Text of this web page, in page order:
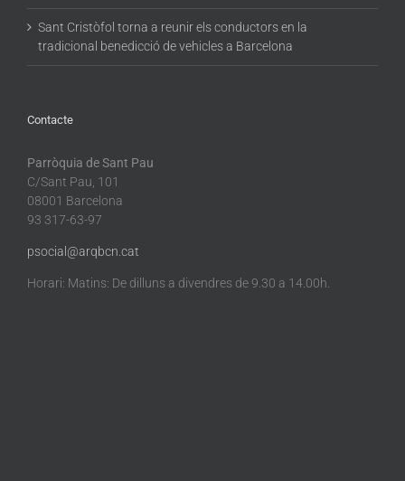
Sant Cristòfol torna a reunir els conductors en la
tradicional benedicció de vehicles a Barcelona
Contacte
Parròquia de Sant Pau
C/Sant Pau, 101
08001 Barcelona
93 317-63-97
psocial@arqbcn.cat
Horari: Matins: De dilluns a divendres de 9.30 a 14.00h.